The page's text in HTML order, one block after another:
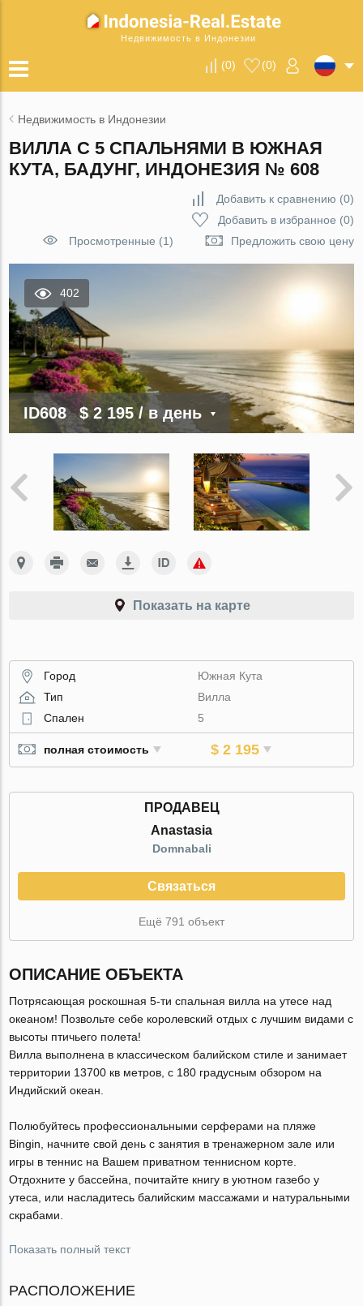
Недвижимость в Индонезии
(0) (0)
Недвижимость в Индонезии
ВИЛЛА С 5 СПАЛЬНЯМИ В ЮЖНАЯ
КУТА, БАДУНГ, ИНДОНЕЗИЯ № 608
Добавить к сравнению (0)
Добавить в избранное (0)
Просмотренные (1)
Предложить свою цену
402
ID608 $ 2 195/ в день
Показать на карте
Город
Южная Кута
Тип
Вилла
Спален
5
полная стоимость $ 2 195
ПРОДАВЕЦ
Anastasia
Domnabali
Связаться
Ещё 791 объект
ОПИСАНИЕ ОБЪЕКТА
Потрясающая роскошная 5-ти спальная вилла на утесе над
океаном! Позвольте себе королевский отдых с лучшим видами с
высоты птичьего полета!
Вилла выполнена в классическом балийском стиле и занимает
территории 13700 кв метров, с 180 градусным обзором на
Индийский океан.
Полюбуйтесь профессиональными серферами на пляже
Bingin, начните свой день с занятия в тренажерном зале или
игры в теннис на Вашем приватном теннисном корте.
Отдохните у бассейна, почитайте книгу в уютном газебо у
утеса, или насладитесь балийским массажами и натуральными
скрабами.
Показать полный текст
РАСПОЛОЖЕНИЕ